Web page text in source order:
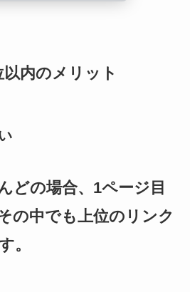
内のメリット
どの場合、1ページ目
の中でも上位のリンク
。